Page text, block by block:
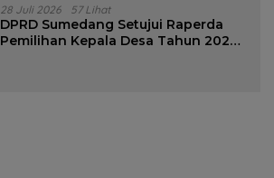
28 Juli 2026 57 Lihat
DPRD Sumedang Setujui Raperda
Pemilihan Kepala Desa Tahun 2026